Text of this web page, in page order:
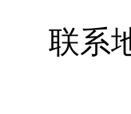
联系